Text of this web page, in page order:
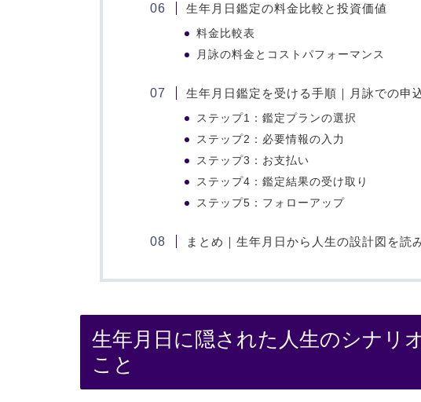
生年月日鑑定の料金比較と投資価値
料金比較表
月詠の料金とコストパフォーマンス
生年月日鑑定を受ける手順｜月詠での申
ステップ1：鑑定プランの選択
ステップ2：必要情報の入力
ステップ3：お支払い
ステップ4：鑑定結果の受け取り
ステップ5：フォローアップ
まとめ｜生年月日から人生の設計図を読
生年月日に隠された人生のシナリ
こと